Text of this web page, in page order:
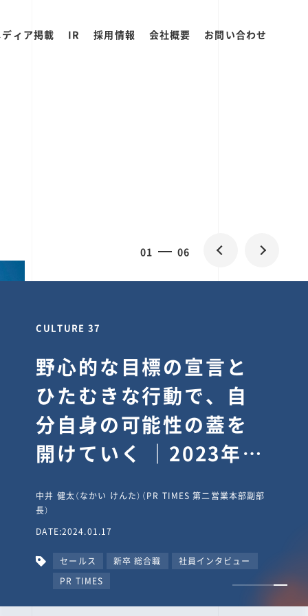
ィア掲載 IR 採用情報 会社概要 お問い合わせ
0 06
CULTURE 30
逆境では自分のスタン
スを変え“予想を裏切
り、期待を超える”【真
輔塾・前編】
山田真輔（やまだ しんすけ）（執行役員 兼 Jooto事業部
長）
DATE:2023.09.08
カルチャー CxO キャリア入社 Jooto